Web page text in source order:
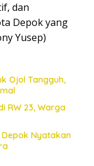
dan
Depok yang
Yusep)
Ojol Tangguh,
RW 23, Warga
Depok Nyatakan